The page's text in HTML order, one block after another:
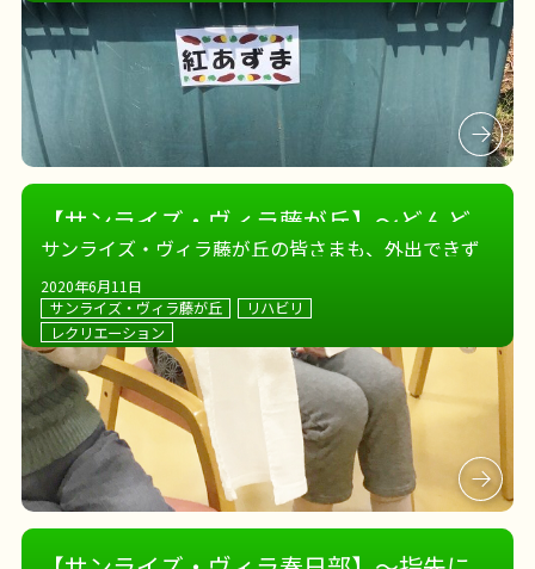
【サンライズ・ヴィラ藤が丘】～どんど
んイントロドン～
サンライズ・ヴィラ藤が丘の皆さまも、外出できず
に運動不足気味… 意識的に体を動かし免疫力upを目
指します！！ タオルを使った体操とイントロドンで
頭の回転も早回し！！ アタマもカラダも動かして、
大盛り上がりでした
2020年6月11日
サンライズ・ヴィラ藤が丘
リハビリ
レクリエーション